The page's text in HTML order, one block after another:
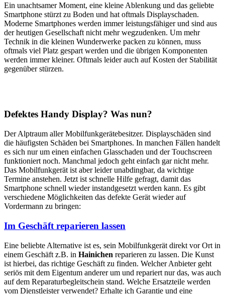
Ein unachtsamer Moment, eine kleine Ablenkung und das geliebte
Smartphone stürzt zu Boden und hat oftmals Displayschaden.
Moderne Smartphones werden immer leistungsfähiger und sind aus
der heutigen Gesellschaft nicht mehr wegzudenken. Um mehr
Technik in die kleinen Wunderwerke packen zu können, muss
oftmals viel Platz gespart werden und die übrigen Komponenten
werden immer kleiner. Oftmals leider auch auf Kosten der Stabilität
gegenüber stürzen.
Defektes Handy Display? Was nun?
Der Alptraum aller Mobilfunkgerätebesitzer. Displayschäden sind
die häufigsten Schäden bei Smartphones. In manchen Fällen handelt
es sich nur um einen einfachen Glasschaden und der Touchscreen
funktioniert noch. Manchmal jedoch geht einfach gar nicht mehr.
Das Mobilfunkgerät ist aber leider unabdingbar, da wichtige
Termine anstehen. Jetzt ist schnelle Hilfe gefragt, damit das
Smartphone schnell wieder instandgesetzt werden kann. Es gibt
verschiedene Möglichkeiten das defekte Gerät wieder auf
Vordermann zu bringen:
Im Geschäft reparieren lassen
Eine beliebte Alternative ist es, sein Mobilfunkgerät direkt vor Ort in
einem Geschäft z.B. in Hainichen reparieren zu lassen. Die Kunst
ist hierbei, das richtige Geschäft zu finden. Welcher Anbieter geht
seriös mit dem Eigentum anderer um und repariert nur das, was auch
auf dem Reparaturbegleitschein stand. Welche Ersatzteile werden
vom Dienstleister verwendet? Erhalte ich Garantie und eine